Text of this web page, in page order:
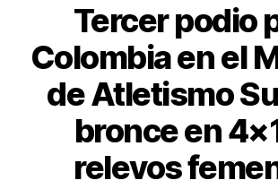
Tercer podio
Colombia en el
de Atletismo
bronce en
relevos